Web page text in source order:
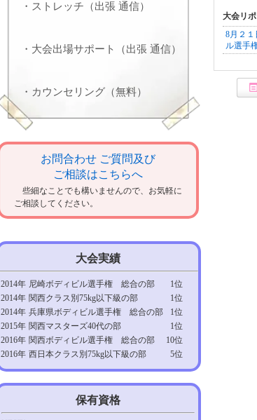
大会リ
8月２
ル選手
・ストレッチ（出張 通信）
・大会出場サポート（出張 通信）
・カウンセリング（無料）
お問合わせ ご質問及び
ご相談はこちらへ
些細なことでも構いませんので、お気軽に
ご相談してください。
大会実績
2014年 尼崎ボディビル選手権 総合の部
1位
2014年 関西クラス別75kg以下級の部
1位
2014年 兵庫県ボディビル選手権 総合の部
1位
2015年 関西マスターズ40代の部
1位
2016年 関西ボディビル選手権 総合の部
10位
2016年 西日本クラス別75kg以下級の部 5位
保有資格